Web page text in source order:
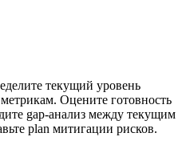
текущий уровень
Оцените готовность
gap-анализ между текущим
plan митигации рисков.